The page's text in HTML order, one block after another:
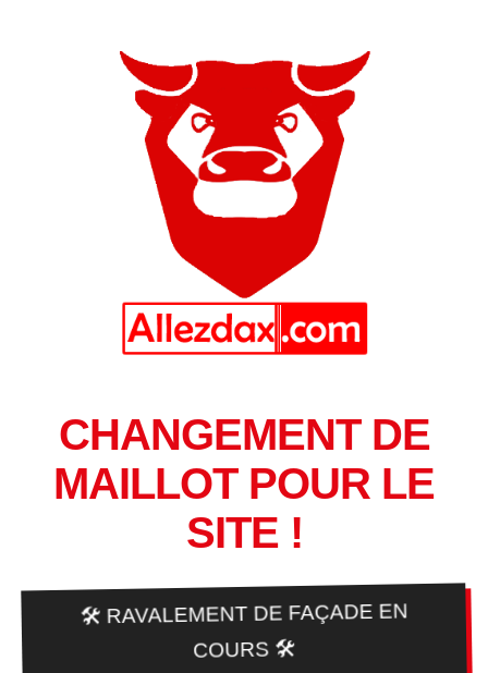
CHANGEMENT DE
MAILLOT POUR LE
SITE !
🛠️ RAVALEMENT DE FAÇADE EN
COURS 🛠️